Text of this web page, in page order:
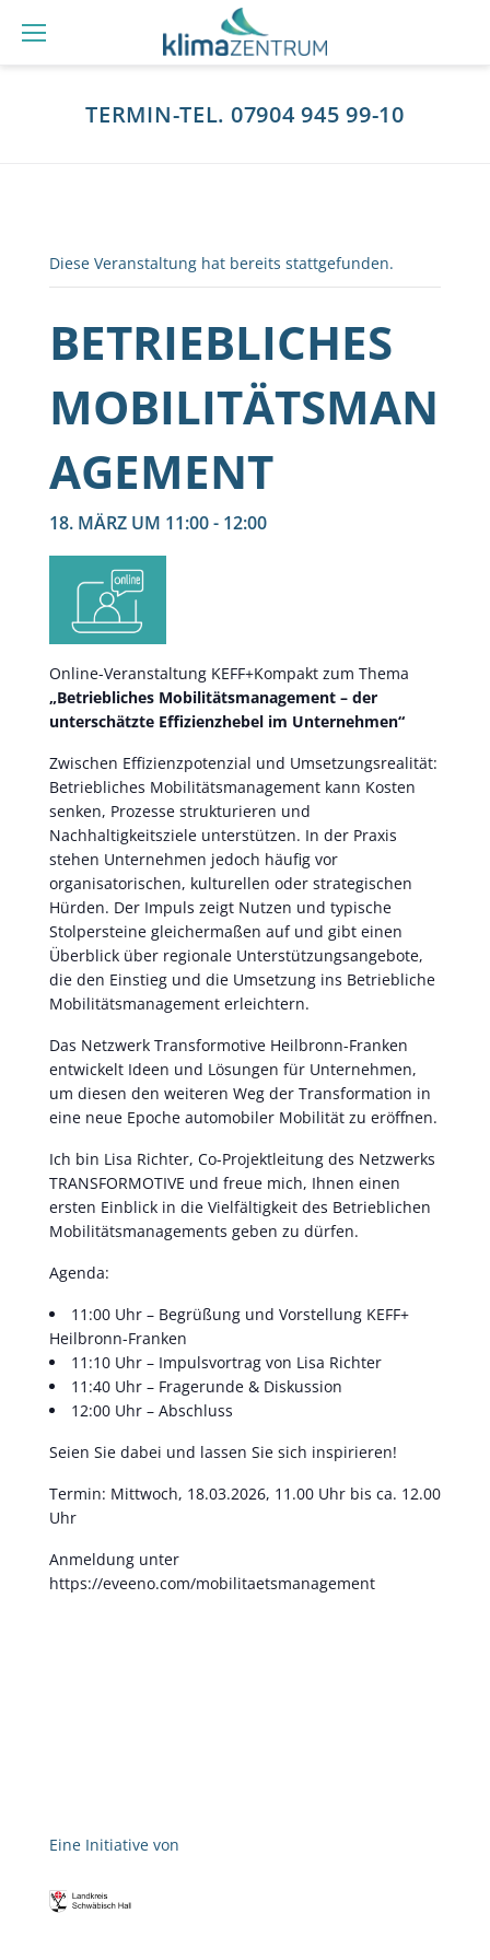
Inhalt
springen
TERMIN-TEL. 07904 945 99-10
Diese Veranstaltung hat bereits stattgefunden.
BETRIEBLICHES
MOBILITÄTSMAN
AGEMENT
18. MÄRZ UM 11:00- 12:00
Online-Veranstaltung KEFF+Kompakt zum Thema
„Betriebliches Mobilitätsmanagement – der
unterschätzte Effizienzhebel im Unternehmen“
Zwischen Effizienzpotenzial und Umsetzungsrealität:
Betriebliches Mobilitätsmanagement kann Kosten
senken, Prozesse strukturieren und
Nachhaltigkeitsziele unterstützen. In der Praxis
stehen Unternehmen jedoch häufig vor
organisatorischen, kulturellen oder strategischen
Hürden. Der Impuls zeigt Nutzen und typische
Stolpersteine gleichermaßen auf und gibt einen
Überblick über regionale Unterstützungsangebote,
die den Einstieg und die Umsetzung ins Betriebliche
Mobilitätsmanagement erleichtern.
Das Netzwerk Transformotive Heilbronn-Franken
entwickelt Ideen und Lösungen für Unternehmen,
um diesen den weiteren Weg der Transformation in
eine neue Epoche automobiler Mobilität zu eröffnen.
Ich bin Lisa Richter, Co-Projektleitung des Netzwerks
TRANSFORMOTIVE und freue mich, Ihnen einen
ersten Einblick in die Vielfältigkeit des Betrieblichen
Mobilitätsmanagements geben zu dürfen.
Agenda:
11:00 Uhr – Begrüßung und Vorstellung KEFF+
Heilbronn-Franken
11:10 Uhr – Impulsvortrag von Lisa Richter
11:40 Uhr – Fragerunde & Diskussion
12:00 Uhr – Abschluss
Seien Sie dabei und lassen Sie sich inspirieren!
Termin: Mittwoch, 18.03.2026, 11.00 Uhr bis ca. 12.00
Uhr
Anmeldung unter
https://eveeno.com/mobilitaetsmanagement
Eine Initiative von